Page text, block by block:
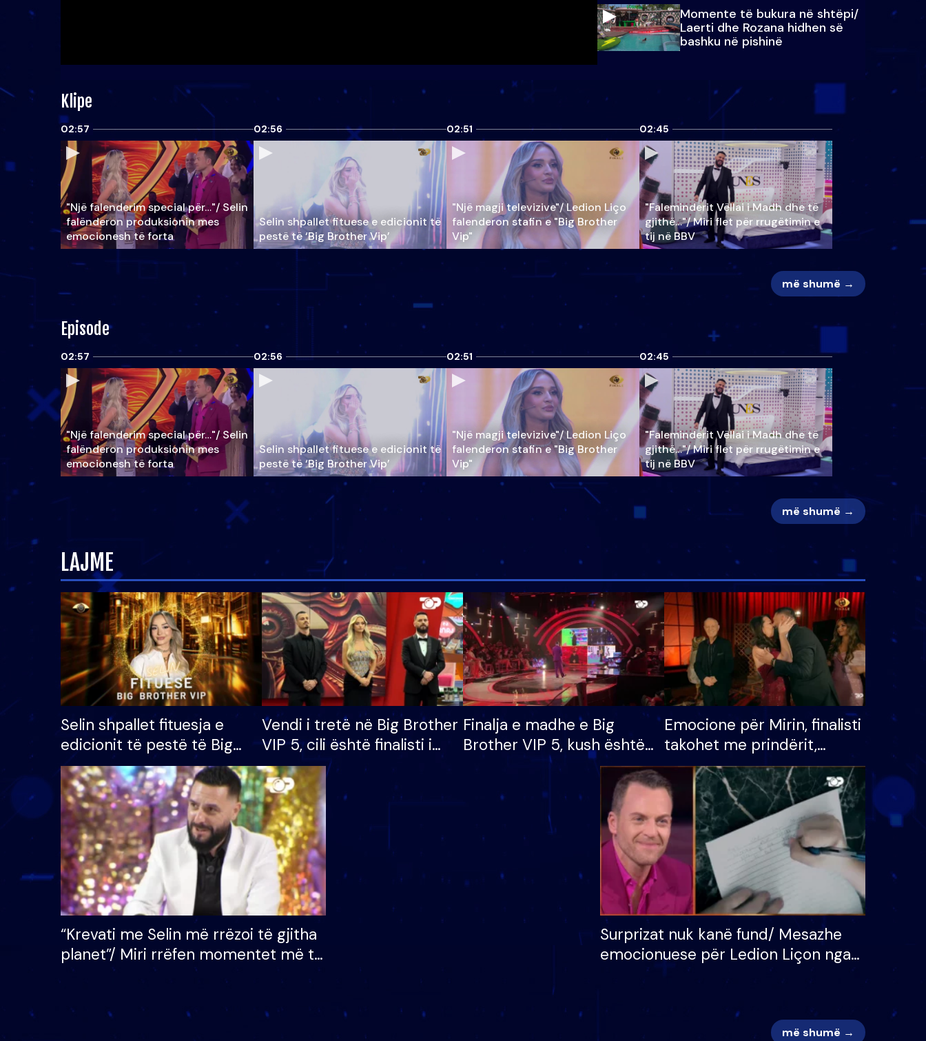
Momente të bukura në shtëpi/
Laerti dhe Rozana hidhen së
bashku në pishinë
Klipe
02:57
"Një falenderim special për…"/ Selin
falënderon produksionin mes
emocionesh të forta
02:56
Selin shpallet fituese e edicionit të
pestë të ‘Big Brother Vip’
02:51
"Një magji televizive"/ Ledion Liço
falenderon stafin e "Big Brother
Vip"
02:45
"Faleminderit Vëllai i Madh dhe të
gjithë…"/ Miri flet për rrugëtimin e
tij në BBV
më shumë →
Episode
02:57
"Një falenderim special për…"/ Selin
falënderon produksionin mes
emocionesh të forta
02:56
Selin shpallet fituese e edicionit të
pestë të ‘Big Brother Vip’
02:51
"Një magji televizive"/ Ledion Liço
falenderon stafin e "Big Brother
Vip"
02:45
"Faleminderit Vëllai i Madh dhe të
gjithë…"/ Miri flet për rrugëtimin e
tij në BBV
më shumë →
LAJME
Selin shpallet fituesja e
edicionit të pestë të Big
Brother VIP, rrëmben
çmimin e madh prej 100
mijë eurosh
Vendi i tretë në Big Brother
VIP 5, cili është finalisti i
radhës që lë shtëpinë
Finalja e madhe e Big
Brother VIP 5, kush është
banori i parë që lë shtëpinë
dhe humb mundësinë për
të fituar çmimin e madh
Emocione për Mirin, finalisti
takohet me prindërit,
vajzën dhe bashkëshorten:
S’kemi ndonjë letër divorci
apo jo?
“Krevati me Selin më rrëzoi të gjitha
planet”/ Miri rrëfen momentet më të
bukura në shtëpinë e BB VIP: Do më
Surprizat nuk kanë fund/ Mesazhe
emocionuese për Ledion Liçon nga
nëna dhe fëmijët e tij, moderatori
më shumë →